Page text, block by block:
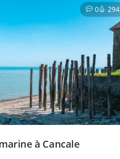
0 294
à Cancale